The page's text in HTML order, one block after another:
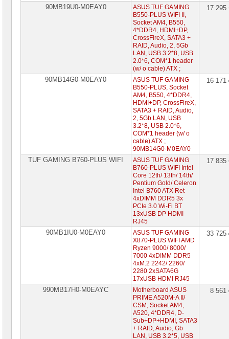
90MB19U0-M0EAY0
ASUS TUF GAMING
B550-PLUS WIFI II,
Socket AM4, B550,
4*DDR4, HDMI+DP,
CrossFireX, SATA3 +
RAID, Audio, 2, 5Gb
LAN, USB 3.2*8, USB
2.0*6, COM*1 header
(w/ o cable) ATX ;
17
90MB14G0-M0EAY0
ASUS TUF GAMING
B550-PLUS, Socket
AM4, B550, 4*DDR4,
HDMI+DP, CrossFireX,
SATA3 + RAID, Audio,
2, 5Gb LAN, USB
3.2*8, USB 2.0*6,
COM*1 header (w/ o
cable) ATX ;
90MB14G0-M0EAY0
16
TUF GAMING B760-PLUS WIFI
ASUS TUF GAMING
B760-PLUS WIFI Intel
Core 12th/ 13th/ 14th/
Pentium Gold/ Celeron
Intel B760 ATX Ret
4xDIMM DDR5 3x
PCIe 3.0 Wi-Fi BT
13xUSB DP HDMI
RJ45
17
90MB1IU0-M0EAY0
ASUS TUF GAMING
X870-PLUS WIFI AMD
Ryzen 9000/ 8000/
7000 4xDIMM DDR5
4xM.2 2242/ 2260/
2280 2xSATA6G
17xUSB HDMI RJ45
33
990MB17H0-M0EAYC
Motherboard ASUS
PRIME A520M-A II/
CSM, Socket AM4,
A520, 4*DDR4, D-
Sub+DP+HDMI, SATA3
+ RAID, Audio, Gb
LAN, USB 3.2*5, USB
8